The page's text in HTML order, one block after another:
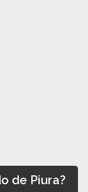
de Piura?